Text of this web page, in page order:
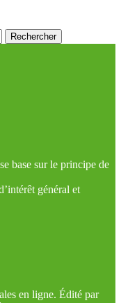
base sur le principe de
général et
en ligne. Édité par